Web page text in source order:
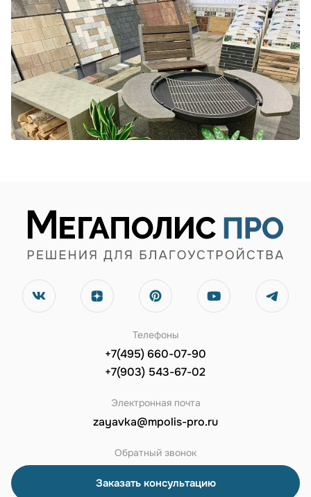
Телефоны
+7(495) 660-07-90
+7(903) 543-67-02
Электронная почта
zayavka@mpolis-pro.ru
Обратный звонок
Заказать консультацию